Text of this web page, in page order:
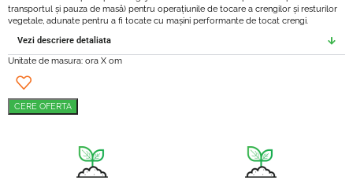
transportul și pauza de masă) pentru operațiunile de tocare a crengilor și resturilor
vegetale, adunate pentru a fi tocate cu mașini performante de tocat crengi.
Vezi descriere detaliata
Unitate de masura: ora X om
CERE OFERTA